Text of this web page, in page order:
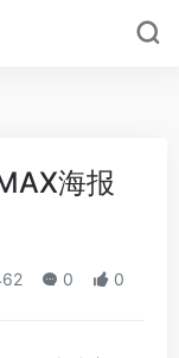
海报
0 0